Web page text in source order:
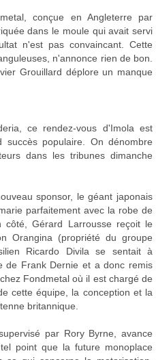
conçue en Angleterre par
dans le moule qui avait servi
n'est pas convaincant. Cette
n'annonce rien de bon.
Grouillard déplore un manque
ce rendez-vous d'Imola est
populaire. On dénombre
dans les tribunes dimanche
sponsor, le géant japonais
parfaitement avec la robe de
côté, Gérard Larrousse reçoit le
Orangina (propriété du groupe
Ricardo Divila se sentait à
de Frank Dernie et a donc remis
Fondmetal où il est chargé de
cette équipe, la conception et la
britannique.
par Rory Byrne, avance
point que la future monoplace